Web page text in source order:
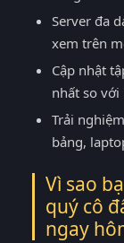
Server đa
xem trên
Cập nhật
nhất so
Trải
bảng,
Vì sao
quý cô
ngay